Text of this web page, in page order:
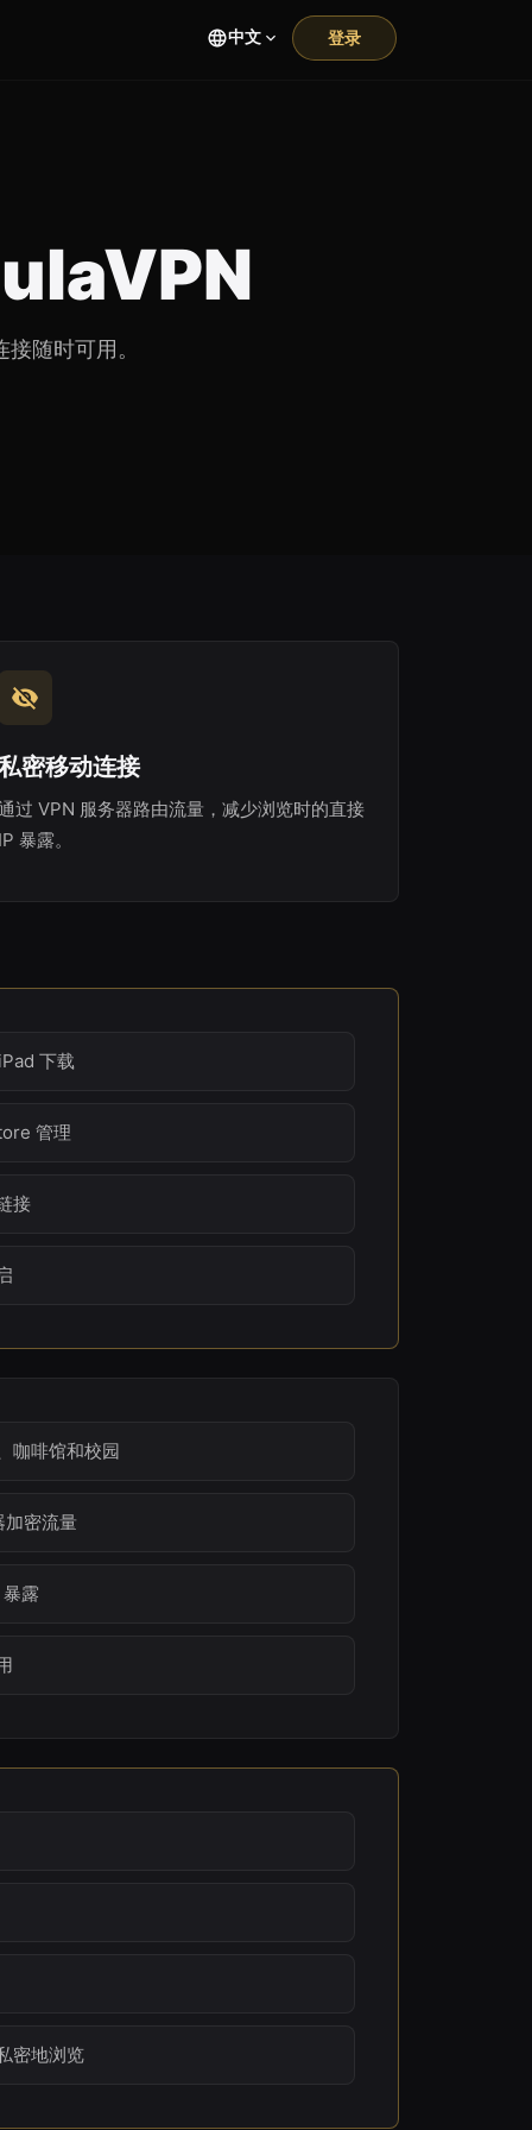
中文 登录
随时可用。
密移动连接
过 VPN 服务器路由流量，减少浏览时的直接
暴露。
下载
管理
接
咖啡馆和校园
加密流量
露
密地浏览